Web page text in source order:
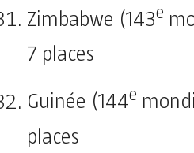
Zimbabwe (143e
7 places
Guinée (144e
places